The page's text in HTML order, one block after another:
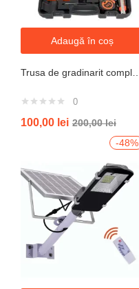
Adaugă în coș
0
100,00 lei 200,00lei
-48%